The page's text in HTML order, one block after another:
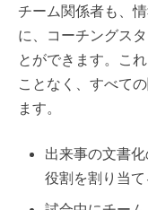
チーム関係者も、
に、コーチングス
とができます。こ
ことなく、すべて
ます。
出来事の文書
役割を割り当て